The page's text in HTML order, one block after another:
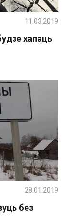
хапаць
11.03.2019
без
28.01.2019